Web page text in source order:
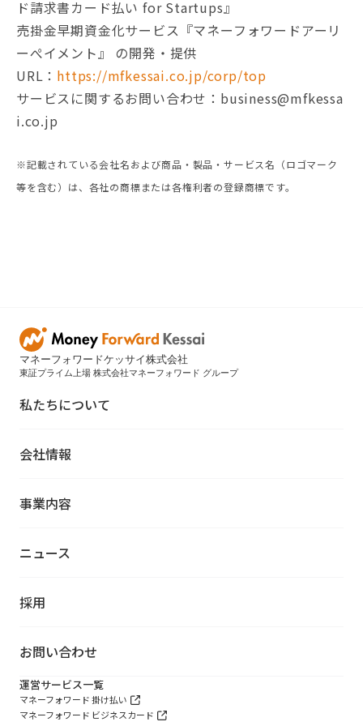
ド請求書カード払い for Startups』
売掛金早期資金化サービス『マネーフォワードアーリ
ーぺイメント』 の開発・提供
URL： https://mfkessai.co.jp/corp/top
サービスに関するお問い合わせ：business@mfkessa
i.co.jp
※記載されている会社名および商品・製品・サービス名（ロゴマーク
等を含む）は、各社の商標または各権利者の登録商標です。
マネーフォワードケッサイ株式会社
東証プライム上場 株式会社マネーフォワード グループ
私たちについて
会社情報
事業内容
ニュース
採用
お問い合わせ
運営サービス一覧
マネーフォワード 掛け払い
マネーフォワード ビジネスカード